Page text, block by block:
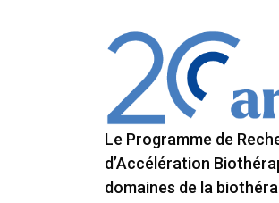
Le Programme de
d’Accélération
domaines de la